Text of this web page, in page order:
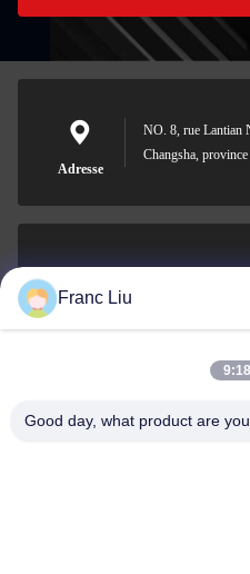
Adresse
NO. 8, rue Lantian
Changsha,
0086-
Franc Liu
Good day, what product are